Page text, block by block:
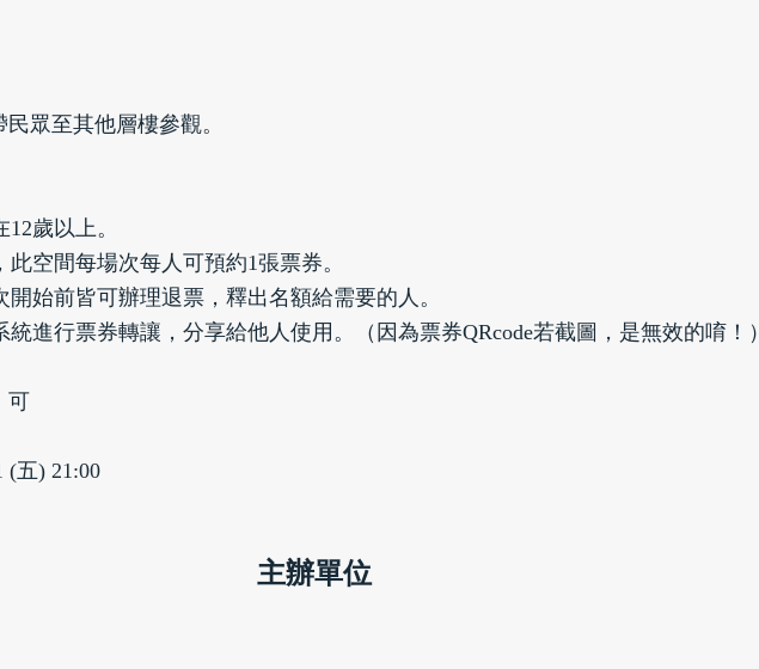
眾至其他層樓參觀。
歲以上。
空間每場次每人可預約1張票券。
始前皆可辦理退票，釋出名額給需要的人。
進行票券轉讓，分享給他人使用。（因為票券QRcode若截圖，是無效的唷！）
可
(五) 21:00
主辦單位